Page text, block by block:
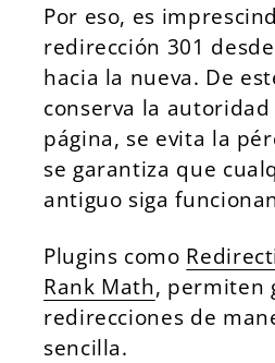
Por eso, es
redirección 301
hacia la nueva. De
conserva la autoridad
página, se evita la
se garantiza que
antiguo siga
Plugins como
Rank Math, permiten
redirecciones de
sencilla.